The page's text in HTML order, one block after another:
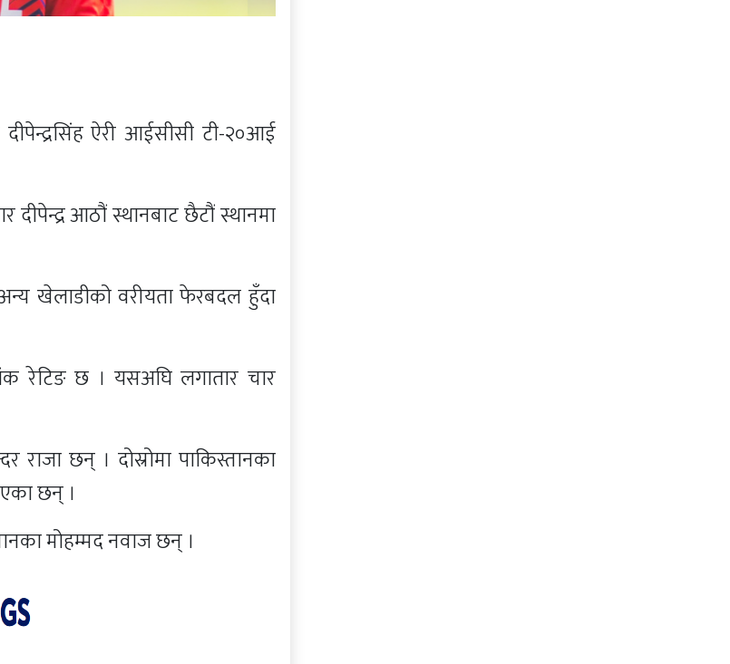
दीपेन्द्रसिंह ऐरी आईसीसी टी-२०आई
आठौं स्थानबाट छैटौं स्थानमा
खेलाडीको वरीयता फेरबदल हुँदा
रेटिङ छ । यसअघि लगातार चार
राजा छन् । दोस्रोमा पाकिस्तानका
छन् ।
मोहम्मद नवाज छन् ।